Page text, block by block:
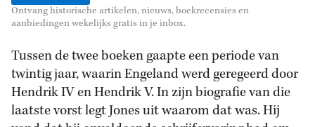
Ontvang historische artikelen, nieuws, boekrecensies en
aanbiedingen wekelijks gratis in je inbox.
Tussen de twee boeken gaapte een periode van
twintig jaar, waarin Engeland werd geregeerd door
Hendrik IV en Hendrik V. In zijn biografie van die
laatste vorst legt Jones uit waarom dat was. Hij